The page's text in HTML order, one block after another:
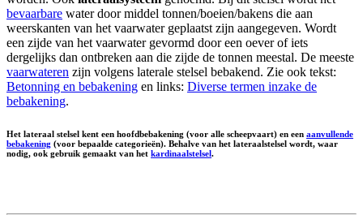
bevaarbare water door middel tonnen/boeien/bakens die aan
weerskanten van het vaarwater geplaatst zijn aangegeven. Wordt
een zijde van het vaarwater gevormd door een oever of iets
dergelijks dan ontbreken aan die zijde de tonnen meestal. De meeste
vaarwateren zijn volgens laterale stelsel bebakend. Zie ook tekst:
Betonning en bebakening en links: Diverse termen inzake de
bebakening.
Het lateraal stelsel kent een hoofdbebakening (voor alle scheepvaart) en een aanvullende
bebakening (voor bepaalde categorieën). Behalve van het lateraalstelsel wordt, waar
nodig, ook gebruik gemaakt van het kardinaalstelsel.